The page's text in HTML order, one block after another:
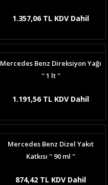
1.357,06 TL KDV Dahil
Mercedes Benz Direksiyon Yağı
'' 1 lt ''
1.191,56 TL KDV Dahil
Mercedes Benz Dizel Yakıt
Katkısı '' 90 ml ''
874,42 TL KDV Dahil